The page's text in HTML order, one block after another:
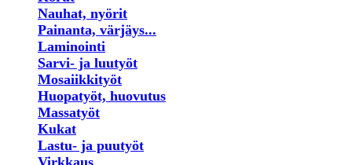
Nauhat, nyörit
Painanta, värjäys...
Laminointi
Sarvi- ja luutyöt
Mosaiikkityöt
Huopatyöt, huovutus
Massatyöt
Kukat
Lastu- ja puutyöt
Virkkaus